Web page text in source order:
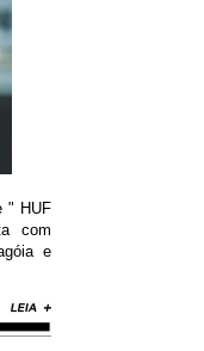
" HUF
com
e